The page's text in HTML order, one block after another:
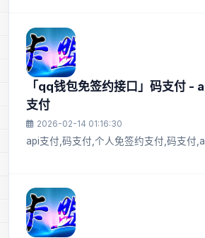
「qq钱包免签约接口」码支付 -
支付
2026-02-14 01:16:30
api支付,码支付,个人免签约支付,码支付